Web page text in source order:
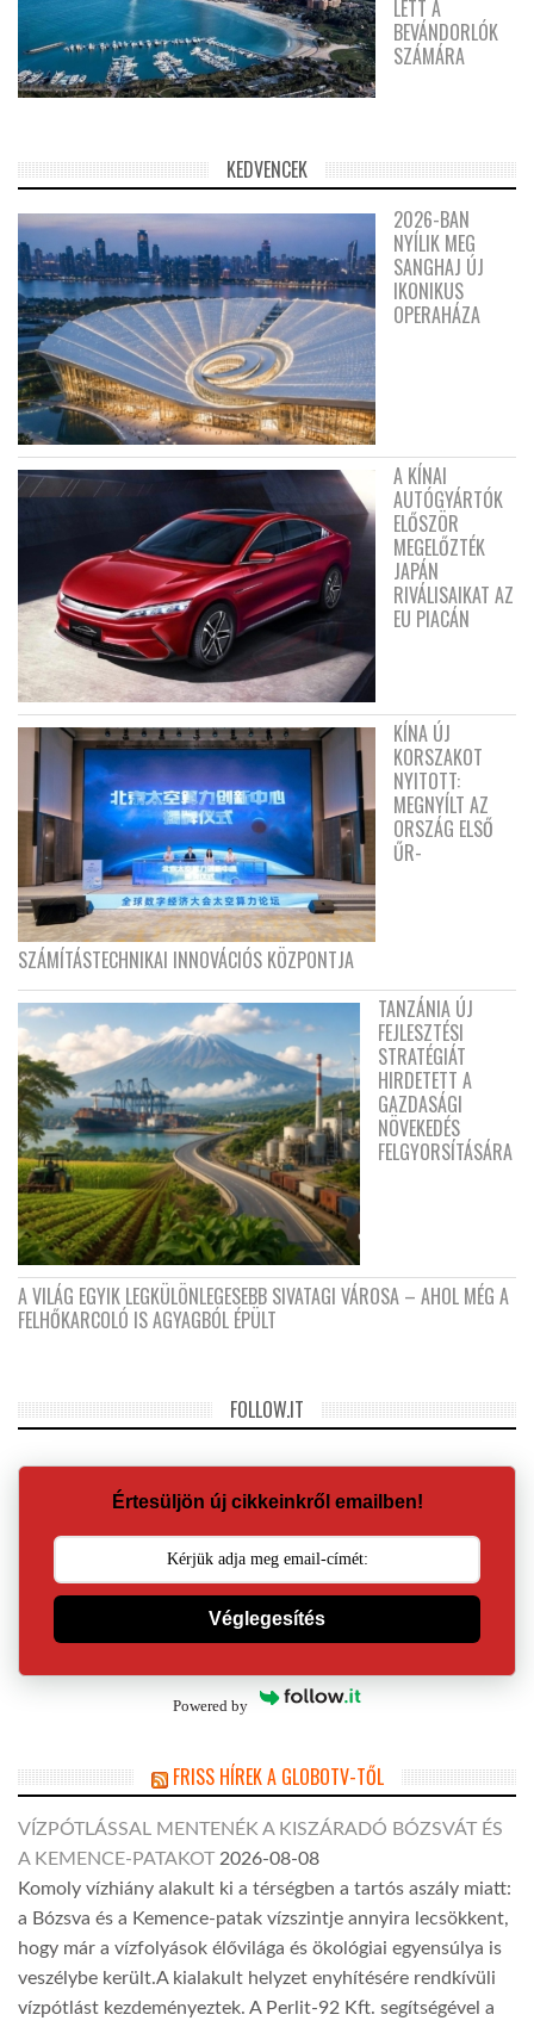
LETT A
BEVÁNDORLÓK
SZÁMÁRA
KEDVENCEK
2026-BAN
NYÍLIK MEG
SANGHAJ ÚJ
IKONIKUS
OPERAHÁZA
A KÍNAI
AUTÓGYÁRTÓK
ELŐSZÖR
MEGELŐZTÉK
JAPÁN
RIVÁLISAIKAT AZ
EU PIACÁN
KÍNA ÚJ
KORSZAKOT
NYITOTT:
MEGNYÍLT AZ
ORSZÁG ELSŐ
ŰR-
SZÁMÍTÁSTECHNIKAI INNOVÁCIÓS KÖZPONTJA
TANZÁNIA ÚJ
FEJLESZTÉSI
STRATÉGIÁT
HIRDETETT A
GAZDASÁGI
NÖVEKEDÉS
FELGYORSÍTÁSÁRA
A VILÁG EGYIK LEGKÜLÖNLEGESEBB SIVATAGI VÁROSA – AHOL MÉG A
FELHŐKARCOLÓ IS AGYAGBÓL ÉPÜLT
FOLLOW.IT
Értesüljön új cikkeinkről emailben!
Véglegesítés
Powered by
FRISS HÍREK A GLOBOTV-TŐL
VÍZPÓTLÁSSAL MENTENÉK A KISZÁRADÓ BÓZSVÁT ÉS
A KEMENCE-PATAKOT 2026-08-08
Komoly vízhiány alakult ki a térségben a tartós aszály miatt:
a Bózsva és a Kemence-patak vízszintje annyira lecsökkent,
hogy már a vízfolyások élővilága és ökológiai egyensúlya is
veszélybe került.A kialakult helyzet enyhítésére rendkívüli
vízpótlást kezdeményeztek. A Perlit-92 Kft. segítségével a